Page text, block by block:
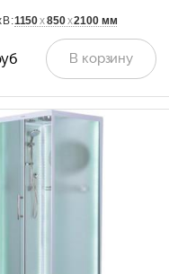
1150х850х2100 мм
В корзину